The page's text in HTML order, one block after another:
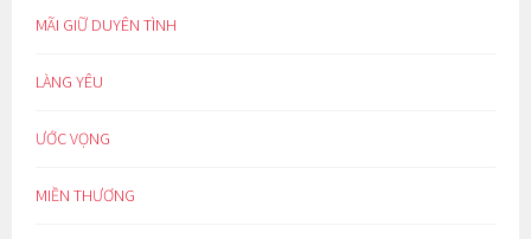
MÃI GIỮ DUYÊN TÌNH
LÀNG YÊU
ƯỚC VỌNG
MIỀN THƯƠNG